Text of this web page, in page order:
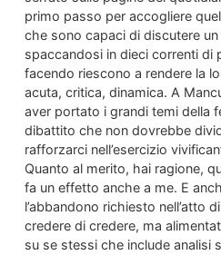
primo passo per accogliere
che sono capaci di discutere
spaccandosi in dieci correnti di
facendo riescono a rendere la
acuta, critica, dinamica. A
aver portato i grandi temi della
dibattito che non dovrebbe
rafforzarci nell’esercizio
Quanto al merito, hai ragione,
fa un effetto anche a me. E
l’abbandono richiesto nell’atto
credere di credere, ma
su se stessi che include analisi